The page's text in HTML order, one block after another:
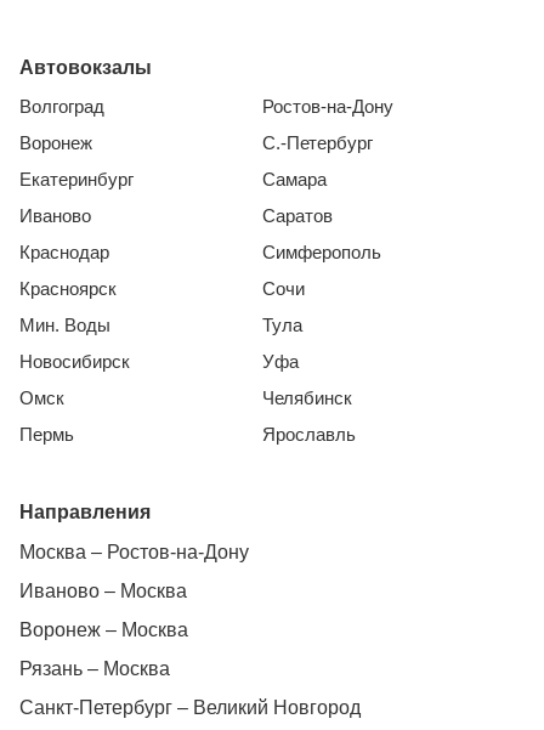
Автовокзалы
Волгоград
Воронеж
Екатеринбург
Иваново
Краснодар
Красноярск
Мин. Воды
Новосибирск
Омск
Пермь
Ростов-на-Дону
С.-Петербург
Самара
Саратов
Симферополь
Сочи
Тула
Уфа
Челябинск
Ярославль
Направления
Москва – Ростов-на-Дону
Иваново – Москва
Воронеж – Москва
Рязань – Москва
Санкт-Петербург – Великий Новгород